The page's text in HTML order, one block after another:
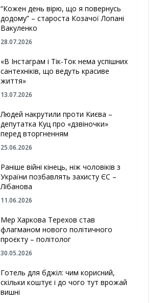
“Кожен день вірю, що я повернусь
додому” – староста Козачої Лопані
Вакуленко
28.07.2026
«В Інстаграм і Тік-Ток нема успішних
сантехніків, що ведуть красиве
життя»
13.07.2026
Людей накрутили проти Києва –
депутатка Куц про «дзвіночки»
перед вторгненням
25.06.2026
Раніше війні кінець, ніж чоловіків з
України позбавлять захисту ЄС –
Лібанова
11.06.2026
Мер Харкова Терехов став
флагманом нового політичного
проєкту – політолог
30.05.2026
Готель для бджіл: чим корисний,
скільки коштує і до чого тут врожай
вишні